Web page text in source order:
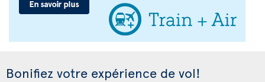
Bonifiez votre expérience de vol!